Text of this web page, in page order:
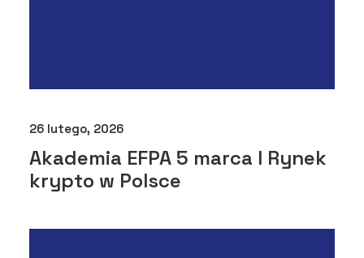
26 lutego, 2026
Akademia EFPA 5 marca I Rynek
krypto w Polsce